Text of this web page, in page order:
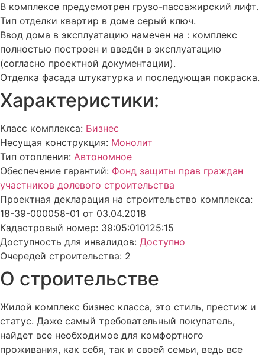
В комплексе предусмотрен грузо-пассажирский лифт.
Тип отделки квартир в доме серый ключ.
Ввод дома в эксплуатацию намечен на : комплекс
полностью построен и введён в эксплуатацию
(согласно проектной документации).
Отделка фасада штукатурка и последующая покраска.
Характеристики:
Класс комплекса: Бизнес
Несущая конструкция: Монолит
Тип отопления: Автономное
Обеспечение гарантий: Фонд защиты прав граждан
участников долевого строительства
Проектная декларация на строительство комплекса:
18-39-000058-01 от 03.04.2018
Кадастровый номер: 39:05:010125:15
Доступность для инвалидов: Доступно
Очередей строительства: 2
О строительстве
Жилой комплекс бизнес класса, это стиль, престиж и
статус. Даже самый требовательный покупатель,
найдет все необходимое для комфортного
проживания, как себя, так и своей семьи, ведь все